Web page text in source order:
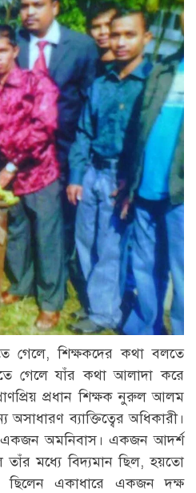
গেলে, শিক্ষকদের কথা বলতে
গেলে যাঁর কথা আলাদা করে
প্রধান শিক্ষক নুরুল আলম
ব্যাক্তিত্বের অধিকারী।
একজন অমনিবাস। একজন আদর্শ
তাঁর মধ্যে বিদ্যমান ছিল, হয়তো
একাধারে একজন দক্ষ